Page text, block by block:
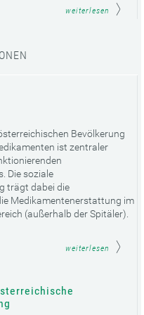
weiterlesen
Bevölkerung
ist zentraler
Die soziale
trägt dabei die
Medikamentenerstattung im
(außerhalb der Spitäler).
weiterlesen